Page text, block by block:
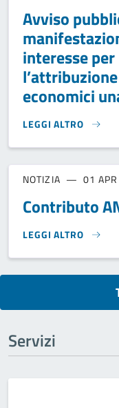
Avviso
interesse per
economici
LEGGI ALTRO
AVVISO PUBBLICO
NOTIZIA 01
Contributo
LEGGI ALTRO
CONTRIBUTO ANPR}
Servizi